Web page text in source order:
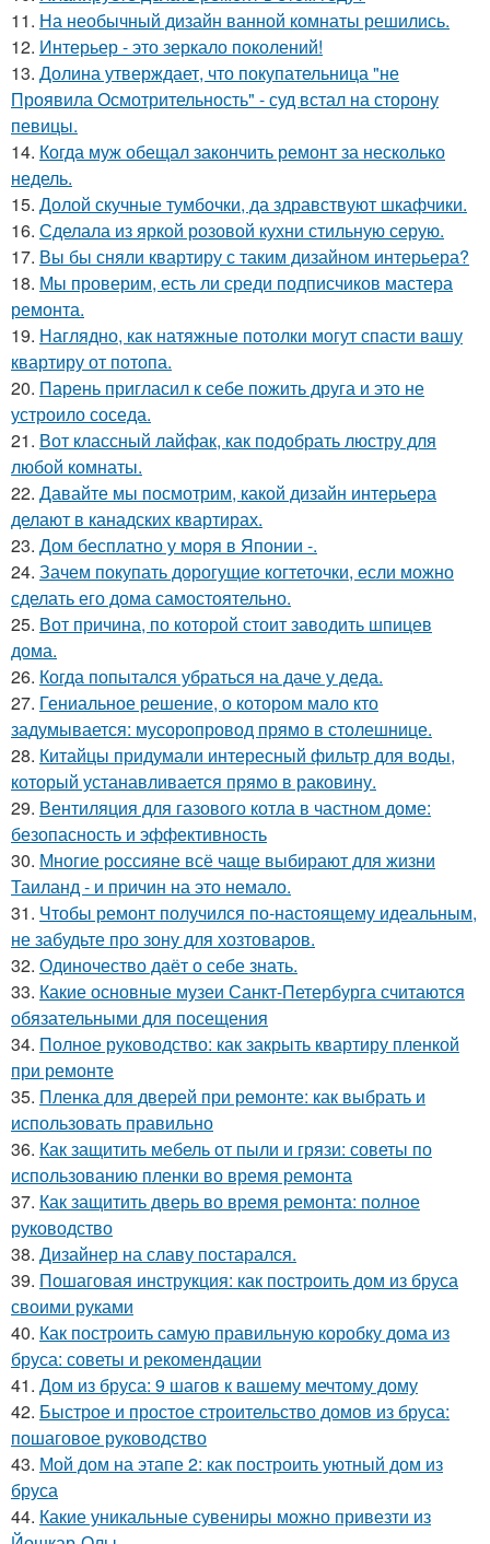
11. На необычный дизайн ванной комнаты решились.
12. Интерьер - это зеркало поколений!
13. Долина утверждает, что покупательница "не
Проявила Осмотрительность" - суд встал на сторону
певицы.
14. Когда муж обещал закончить ремонт за несколько
недель.
15. Долой скучные тумбочки, да здравствуют шкафчики.
16. Сделала из яркой розовой кухни стильную серую.
17. Вы бы сняли квартиру с таким дизайном интерьера?
18. Мы проверим, есть ли среди подписчиков мастера
ремонта.
19. Наглядно, как натяжные потолки могут спасти вашу
квартиру от потопа.
20. Парень пригласил к себе пожить друга и это не
устроило соседа.
21. Вот классный лайфак, как подобрать люстру для
любой комнаты.
22. Давайте мы посмотрим, какой дизайн интерьера
делают в канадских квартирах.
23. Дом бесплатно у моря в Японии -.
24. Зачем покупать дорогущие когтеточки, если можно
сделать его дома самостоятельно.
25. Вот причина, по которой стоит заводить шпицев
дома.
26. Когда попытался убраться на даче у деда.
27. Гениальное решение, о котором мало кто
задумывается: мусоропровод прямо в столешнице.
28. Китайцы придумали интересный фильтр для воды,
который устанавливается прямо в раковину.
29. Вентиляция для газового котла в частном доме:
безопасность и эффективность
30. Многие россияне всё чаще выбирают для жизни
Таиланд - и причин на это немало.
31. Чтобы ремонт получился по-настоящему идеальным,
не забудьте про зону для хозтоваров.
32. Одиночество даёт о себе знать.
33. Какие основные музеи Санкт-Петербурга считаются
обязательными для посещения
34. Полное руководство: как закрыть квартиру пленкой
при ремонте
35. Пленка для дверей при ремонте: как выбрать и
использовать правильно
36. Как защитить мебель от пыли и грязи: советы по
использованию пленки во время ремонта
37. Как защитить дверь во время ремонта: полное
руководство
38. Дизайнер на славу постарался.
39. Пошаговая инструкция: как построить дом из бруса
своими руками
40. Как построить самую правильную коробку дома из
бруса: советы и рекомендации
41. Дом из бруса: 9 шагов к вашему мечтому дому
42. Быстрое и простое строительство домов из бруса:
пошаговое руководство
43. Мой дом на этапе 2: как построить уютный дом из
бруса
44. Какие уникальные сувениры можно привезти из